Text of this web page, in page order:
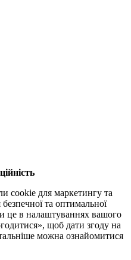
cookie для маркетингу та
та оптимальної
це в налаштуваннях вашого
щоб дати згоду на
можна ознайомитися